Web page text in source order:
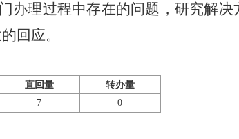
办理过程中存在的问题，研究解决
回应。
直回量
转办量
7 0